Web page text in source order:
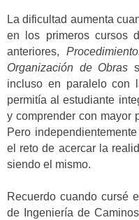
La dificultad aumenta
en los primeros cursos
anteriores,
Organización de Obras
incluso en paralelo con
permitía al estudiante
y comprender con mayor
Pero
el reto de acercar la
siendo el mismo.
Recuerdo cuando cursé
de Ingeniería de